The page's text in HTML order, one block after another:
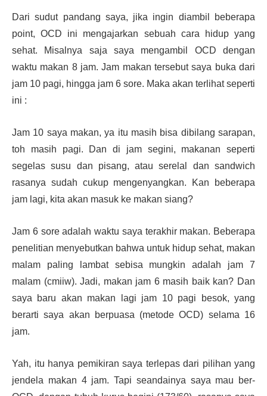
Dari sudut pandang saya, jika ingin diambil beberapa
point, OCD ini mengajarkan sebuah cara hidup yang
sehat. Misalnya saja saya mengambil OCD dengan
waktu makan 8 jam. Jam makan tersebut saya buka dari
jam 10 pagi, hingga jam 6 sore. Maka akan terlihat seperti
ini :
Jam 10 saya makan, ya itu masih bisa dibilang sarapan,
toh masih pagi. Dan di jam segini, makanan seperti
segelas susu dan pisang, atau serelal dan sandwich
rasanya sudah cukup mengenyangkan. Kan beberapa
jam lagi, kita akan masuk ke makan siang?
Jam 6 sore adalah waktu saya terakhir makan. Beberapa
penelitian menyebutkan bahwa untuk hidup sehat, makan
malam paling lambat sebisa mungkin adalah jam 7
malam (cmiiw). Jadi, makan jam 6 masih baik kan? Dan
saya baru akan makan lagi jam 10 pagi besok, yang
berarti saya akan berpuasa (metode OCD) selama 16
jam.
Yah, itu hanya pemikiran saya terlepas dari pilihan yang
jendela makan 4 jam. Tapi seandainya saya mau ber-